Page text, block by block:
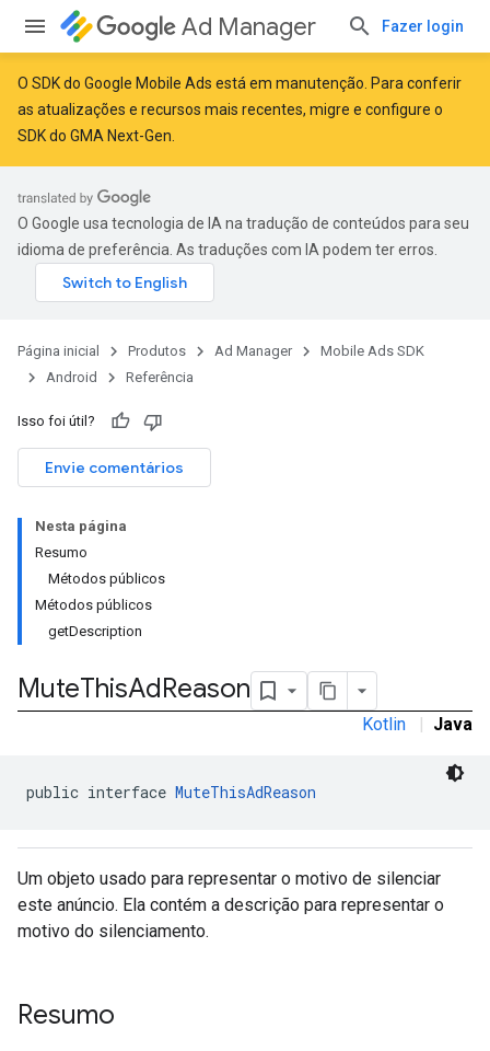
Ad Manager Fazer login
O SDK do Google Mobile Ads está em manutenção. Para conferir
as atualizações e recursos mais recentes, migre e configure o
SDK do GMA Next-Gen
O Google usa tecnologia de IA na tradução de conteúdos para seu
idioma de preferência. As traduções com IA podem ter erros.
Página inicial Produtos Ad Manager
Mobile Ads SDK
Android
Referência
Isso foi útil?
Envie comentários
Nesta página
Resumo
Métodos públicos
Métodos públicos
getDescription
MuteThisAdReason
Kotlin | Java
public interface MuteThisAdReason
Um objeto usado para representar o motivo de silenciar
este anúncio. Ela contém a descrição para representar o
motivo do silenciamento.
Resumo